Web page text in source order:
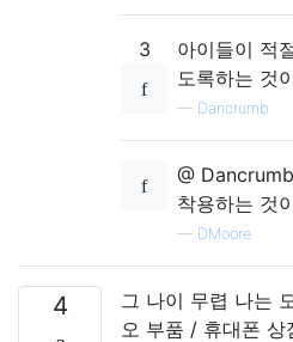
3
아이들이 적
도록하는 것
— Dancrumb
@
착용하는 것
— DMoore
4
그 나이 무렵 나는
오 부품 / 휴대폰 상